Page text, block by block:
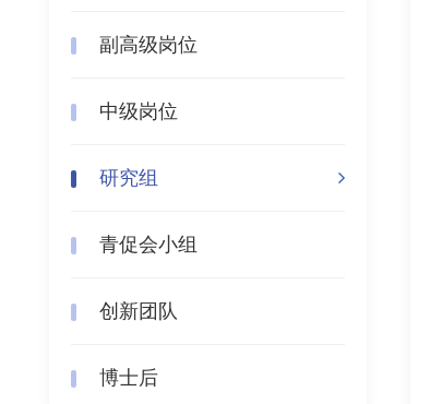
副高级岗位
中级岗位
研究组
青促会小组
创新团队
博士后